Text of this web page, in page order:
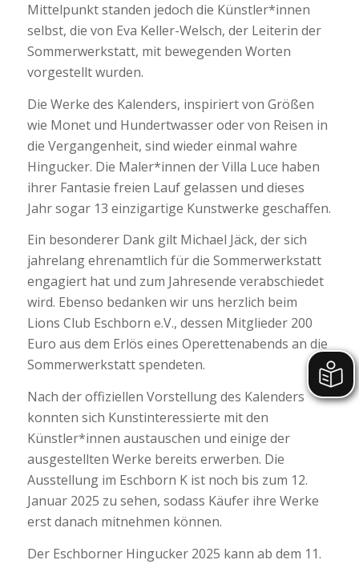
Mittelpunkt standen jedoch die Künstler*innen
selbst, die von Eva Keller-Welsch, der Leiterin der
Sommerwerkstatt, mit bewegenden Worten
vorgestellt wurden.
Die Werke des Kalenders, inspiriert von Größen
wie Monet und Hundertwasser oder von Reisen in
die Vergangenheit, sind wieder einmal wahre
Hingucker. Die Maler*innen der Villa Luce haben
ihrer Fantasie freien Lauf gelassen und dieses
Jahr sogar 13 einzigartige Kunstwerke geschaffen.
Ein besonderer Dank gilt Michael Jäck, der sich
jahrelang ehrenamtlich für die Sommerwerkstatt
engagiert hat und zum Jahresende verabschiedet
wird. Ebenso bedanken wir uns herzlich beim
Lions Club Eschborn e.V., dessen Mitglieder 200
Euro aus dem Erlös eines Operettenabends an die
Sommerwerkstatt spendeten.
Nach der offiziellen Vorstellung des Kalenders
konnten sich Kunstinteressierte mit den
Künstler*innen austauschen und einige der
ausgestellten Werke bereits erwerben. Die
Ausstellung im Eschborn K ist noch bis zum 12.
Januar 2025 zu sehen, sodass Käufer ihre Werke
erst danach mitnehmen können.
Der Eschborner Hingucker 2025 kann ab dem 11.